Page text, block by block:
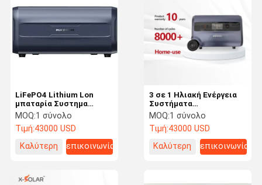
LiFePO4 Lithium Lon
μπαταρία Συστημα
αποθήκευσης ενέργειας
στο σπίτι 2400wh
Bluetooth φόρτιση τάση
MOQ:1 σύνολο
Τιμή:43000 USD
Καλύτερη
επικοινωνία
3 σε 1 Ηλιακή Ενέργεια
Συστήματα
αποθήκευσης
ηλεκτρικής ενέργειας
για μπαλκόνι 100ah
χωρητικότητα
MOQ:1 σύνολο
Τιμή:43000 USD
Καλύτερη
επικοινωνία